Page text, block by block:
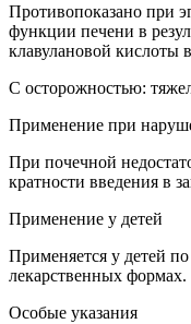
Противопоказано при
функции печени в
клавулановой кислоты
С осторожностью:
Применение при
При почечной
кратности введения в
Применение у детей
Применяется у детей
лекарственных формах.
Особые указания